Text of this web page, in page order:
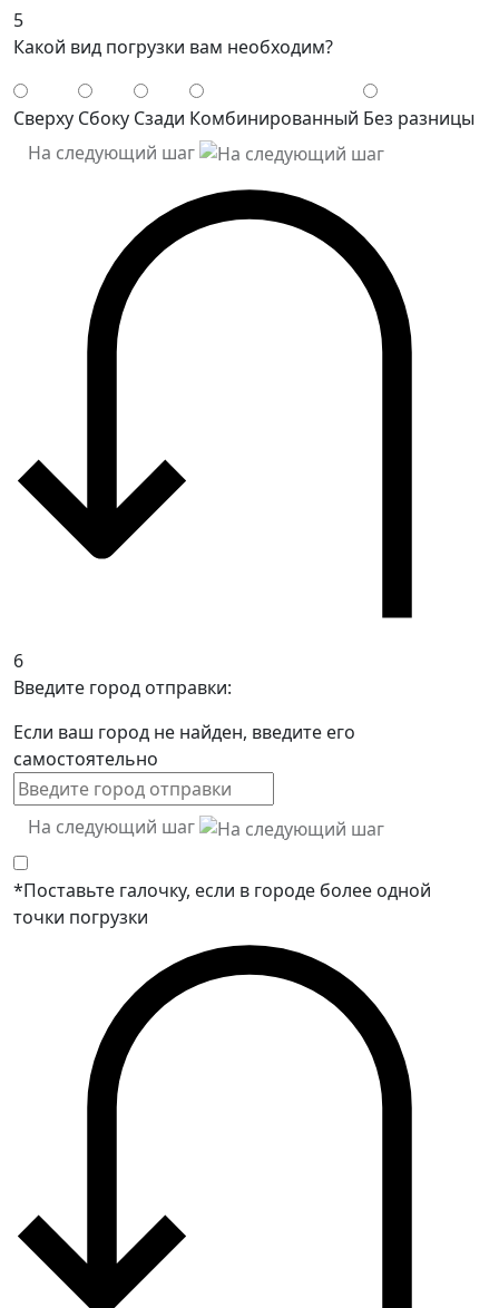
5
Какой вид погрузки вам необходим?
Сверху Сбоку Сзади Комбинированный Без разницы
На следующий шаг
6
Введите город отправки:
Если ваш город не найден, введите его
самостоятельно
На следующий шаг
*Поставьте галочку, если в городе более одной
точки погрузки